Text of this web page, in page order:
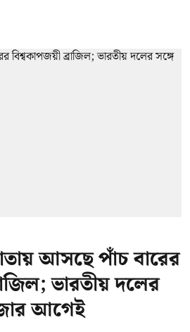
আসছে পাঁচ বারের
ভারতীয় দলের
আগেই